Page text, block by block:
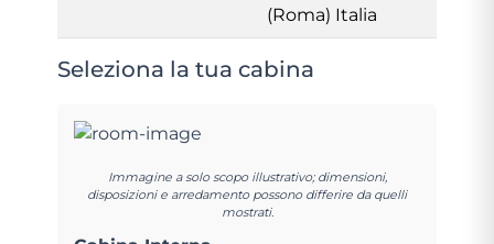
(Roma) Italia
Seleziona la tua cabina
Immagine a solo scopo illustrativo; dimensioni,
disposizioni e arredamento possono differire da quelli
mostrati.